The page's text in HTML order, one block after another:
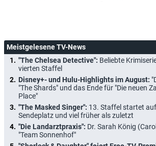
Meistgelesene TV-News
"The Chelsea Detective": Beliebte
vierten Staffel
Disney+- und Hulu-Highlights im August:
"The Shards" und das Ende für "Die neuen
Place"
"The Masked Singer": 13. Staffel startet
Sendeplatz und viel früher als zuletzt
"Die Landarztpraxis": Dr. Sarah König
"Team Sonnenhof"